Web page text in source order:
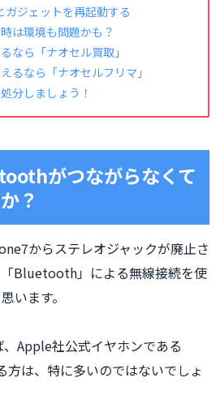
ジェットを再起動する
は環境も問題かも？
なら「ナオセル買取」
るなら「ナオセルフリマ」
分しましょう！
がつながらなくて
？
からステレオジャックが廃止さ
Bluetooth」による無線接続を使
います。
Apple社公式イヤホンである
方は、特に多いのではないでしょ